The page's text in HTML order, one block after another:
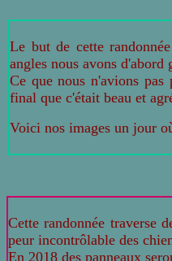
Le but de cette
angles nous avons
Ce que nous n'avions
final que c'était beau et
Voici nos images un jour
Cette randonnée traverse
peur incontrôlable des
En 2018 des panneaux